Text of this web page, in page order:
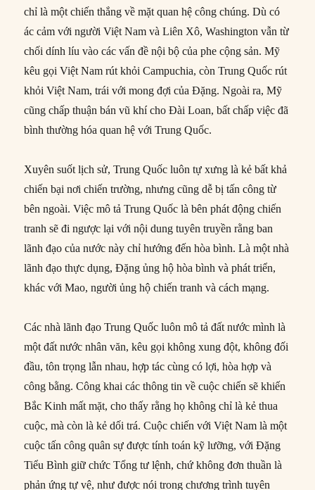
chỉ là một chiến thắng về mặt quan hệ công chúng. Dù có
ác cảm với người Việt Nam và Liên Xô, Washington vẫn từ
chối dính líu vào các vấn đề nội bộ của phe cộng sản. Mỹ
kêu gọi Việt Nam rút khỏi Campuchia, còn Trung Quốc rút
khỏi Việt Nam, trái với mong đợi của Đặng. Ngoài ra, Mỹ
cũng chấp thuận bán vũ khí cho Đài Loan, bất chấp việc đã
bình thường hóa quan hệ với Trung Quốc.
Xuyên suốt lịch sử, Trung Quốc luôn tự xưng là kẻ bất khả
chiến bại nơi chiến trường, nhưng cũng dễ bị tấn công từ
bên ngoài. Việc mô tả Trung Quốc là bên phát động chiến
tranh sẽ đi ngược lại với nội dung tuyên truyền rằng ban
lãnh đạo của nước này chỉ hướng đến hòa bình. Là một nhà
lãnh đạo thực dụng, Đặng ủng hộ hòa bình và phát triển,
khác với Mao, người ủng hộ chiến tranh và cách mạng.
Các nhà lãnh đạo Trung Quốc luôn mô tả đất nước mình là
một đất nước nhân văn, kêu gọi không xung đột, không đối
đầu, tôn trọng lẫn nhau, hợp tác cùng có lợi, hòa hợp và
công bằng. Công khai các thông tin về cuộc chiến sẽ khiến
Bắc Kinh mất mặt, cho thấy rằng họ không chỉ là kẻ thua
cuộc, mà còn là kẻ dối trá. Cuộc chiến với Việt Nam là một
cuộc tấn công quân sự được tính toán kỹ lưỡng, với Đặng
Tiểu Bình giữ chức Tổng tư lệnh, chứ không đơn thuần là
phản ứng tự vệ, như được nói trong chương trình tuyên